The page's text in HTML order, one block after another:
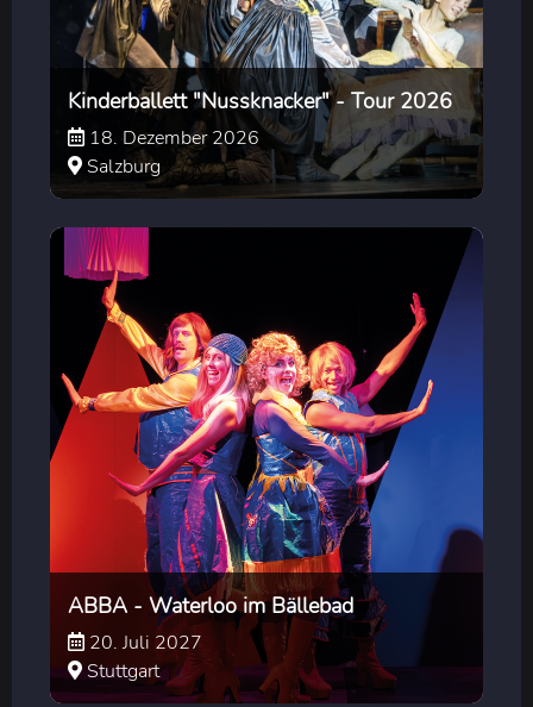
Kinderballett "Nussknacker" - Tour 2026
18. Dezember 2026
Salzburg
ABBA - Waterloo im Bällebad
20. Juli 2027
Stuttgart